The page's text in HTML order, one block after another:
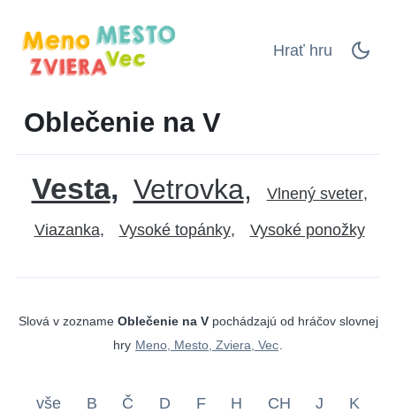
Hrať hru
Oblečenie na V
Vesta Vetrovka Vlnený sveter
Viazanka Vysoké topánky Vysoké ponožky
Slová v zozname Oblečenie na Vpochádzajú od hráčov slovnej
hry Meno, Mesto, Zviera, Vec
vše B Č D F H CH J
K